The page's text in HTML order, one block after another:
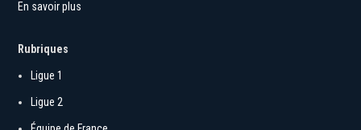
En savoir plus
Rubriques
Ligue 1
Ligue 2